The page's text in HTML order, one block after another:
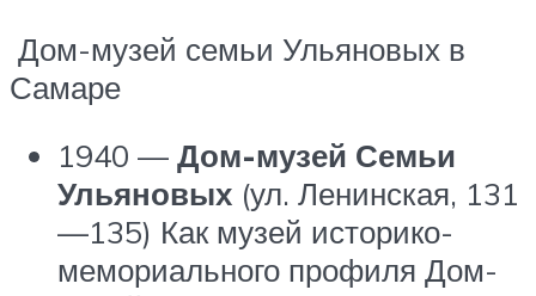
Дом-музей семьи Ульяновых в
Самаре
1940 — Дом-музей Семьи
Ульяновых (ул. Ленинская, 131
—135) Как музей историко-
мемориального профиля Дом-